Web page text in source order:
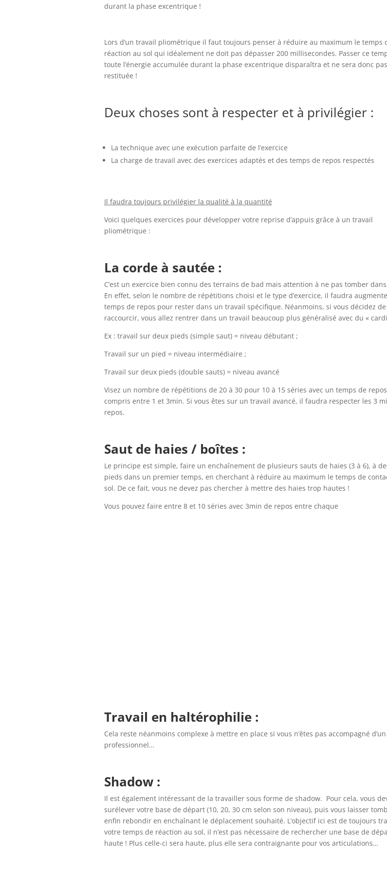
durant la phase excentrique !
Lors d’un travail pliométrique il faut toujours penser à réduire au maximum le temps
réaction au sol qui idéalement ne doit pas dépasser 200 millisecondes. Passer ce
toute l’énergie accumulée durant la phase excentrique disparaîtra et ne sera donc pas
restituée !
Deux choses sont à respecter et à privilégier :
La technique avec une exécution parfaite de l’exercice
La charge de travail avec des exercices adaptés et des temps de repos respectés
Il faudra toujours privilégier la qualité à la quantité
Voici quelques exercices pour développer votre reprise d’appuis grâce à un travail
pliométrique :
La corde à sautée :
C’est un exercice bien connu des terrains de bad mais attention à ne pas tomber dans
En effet, selon le nombre de répétitions choisi et le type d’exercice, il faudra
temps de repos pour rester dans un travail spécifique. Néanmoins, si vous décidez de
raccourcir, vous allez rentrer dans un travail beaucoup plus généralisé avec du «
Ex : travail sur deux pieds (simple saut) = niveau débutant ;
Travail sur un pied = niveau intermédiaire ;
Travail sur deux pieds (double sauts) = niveau avancé
Visez un nombre de répétitions de 20 à 30 pour 10 à 15 séries avec un temps de repos
compris entre 1 et 3min. Si vous êtes sur un travail avancé, il faudra respecter les 3
repos.
Saut de haies / boîtes :
Le principe est simple, faire un enchaînement de plusieurs sauts de haies (3 à 6), à
pieds dans un premier temps, en cherchant à réduire au maximum le temps de
sol. De ce fait, vous ne devez pas chercher à mettre des haies trop hautes !
Vous pouvez faire entre 8 et 10 séries avec 3min de repos entre chaque
Travail en haltérophilie :
Cela reste néanmoins complexe à mettre en place si vous n’êtes pas accompagné d’un
professionnel…
Shadow :
Il est également intéressant de la travailler sous forme de shadow. Pour cela, vous
surélever votre base de départ (10, 20, 30 cm selon son niveau), puis vous laisser
enfin rebondir en enchaînant le déplacement souhaité. L’objectif ici est de toujours
votre temps de réaction au sol, il n’est pas nécessaire de rechercher une base de
haute ! Plus celle-ci sera haute, plus elle sera contraignante pour vos articulations…